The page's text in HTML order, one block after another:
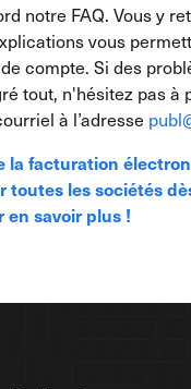
notre FAQ. Vous y
vous
compte. Si des
tout, n'hésitez pas à
à l’adresse
la facturation
toutes les sociétés
en savoir plus !